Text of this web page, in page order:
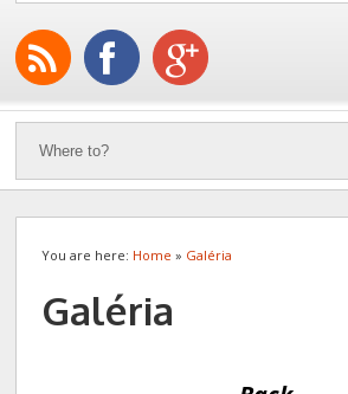
You are here: Home » Galéria
Galéria